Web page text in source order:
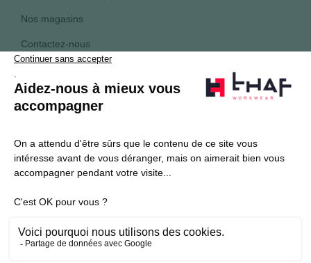
Nos magasins
Contactez-nous
Je souhaite m'inscrire à la newsletter Thaf Workwear
Produits THAF